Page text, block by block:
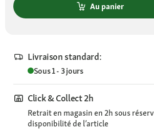
Au panier
Livraison standard:
Sous 1 - 3 jours
Click & Collect 2h
Retrait en magasin en 2h sous
disponibilité de l’article